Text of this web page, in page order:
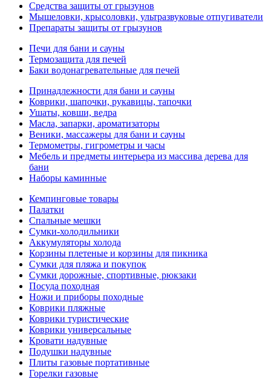
Средства защиты от грызунов
Мышеловки, крысоловки, ультразвуковые отпугиватели
Препараты защиты от грызунов
Печи для бани и сауны
Термозащита для печей
Баки водонагревательные для печей
Принадлежности для бани и сауны
Коврики, шапочки, рукавицы, тапочки
Ушаты, ковши, ведра
Масла, запарки, ароматизаторы
Веники, массажеры для бани и сауны
Термометры, гигрометры и часы
Мебель и предметы интерьера из массива дерева для
бани
Наборы каминные
Кемпинговые товары
Палатки
Спальные мешки
Сумки-холодильники
Аккумуляторы холода
Корзины плетеные и корзины для пикника
Сумки для пляжа и покупок
Сумки дорожные, спортивные, рюкзаки
Посуда походная
Ножи и приборы походные
Коврики пляжные
Коврики туристические
Коврики универсальные
Кровати надувные
Подушки надувные
Плиты газовые портативные
Горелки газовые